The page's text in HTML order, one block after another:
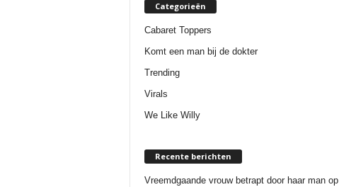
Categorieën
Cabaret Toppers
Komt een man bij de dokter
Trending
Virals
We Like Willy
Recente berichten
Vreemdgaande vrouw betrapt door haar man op